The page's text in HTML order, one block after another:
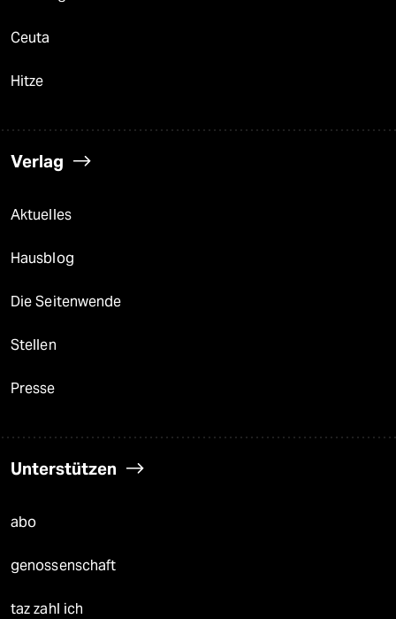
Ceuta
Hitze
Verlag
Aktuelles
Hausblog
Die Seitenwende
Stellen
Presse
Unterstützen
abo
genossenschaft
taz zahl ich